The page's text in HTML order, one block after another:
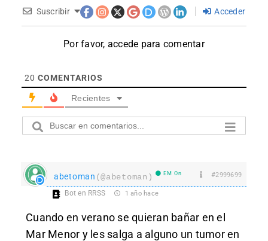
Suscribir Acceder
Por favor, accede para comentar
20 COMENTARIOS
Recientes
abetoman (@abetoman) EM On #2999699
Bot en RRSS 1 año hace
Cuando en verano se quieran bañar en el
Mar Menor y les salga a alguno un tumor en